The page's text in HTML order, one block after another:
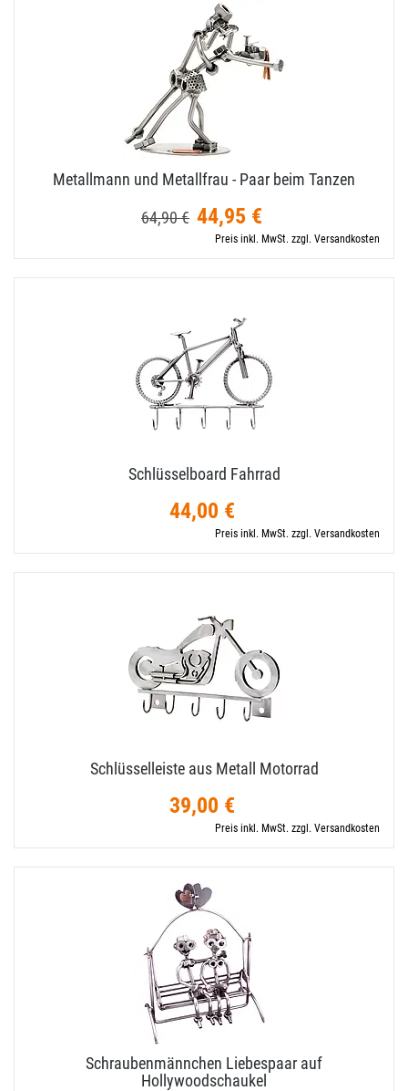
Metallmann und Metallfrau - Paar beim Tanzen
64,90 € 44,95 €
Preis inkl. MwSt. zzgl. Versandkosten
Schlüsselboard Fahrrad
44,00 €
Preis inkl. MwSt. zzgl. Versandkosten
Schlüsselleiste aus Metall Motorrad
39,00 €
Preis inkl. MwSt. zzgl. Versandkosten
Schraubenmännchen Liebespaar auf
Hollywoodschaukel